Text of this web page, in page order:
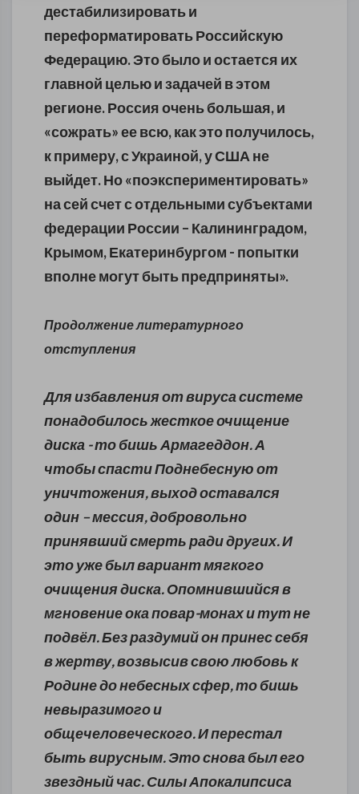
дестабилизировать и
переформатировать Российскую
Федерацию. Это было и остается их
главной целью и задачей в этом
регионе. Россия очень большая, и
«сожрать» ее всю, как это получилось,
к примеру, с Украиной, у США не
выйдет. Но «поэкспериментировать»
на сей счет с отдельными субъектами
федерации России – Калининградом,
Крымом, Екатеринбургом - попытки
вполне могут быть предприняты».
Продолжение литературного
отступления
Для избавления от вируса системе
понадобилось жесткое очищение
диска - то бишь Армагеддон. А
чтобы спасти Поднебесную от
уничтожения, выход оставался
один – мессия, добровольно
принявший смерть ради других. И
это уже был вариант мягкого
очищения диска. Опомнившийся в
мгновение ока повар-монах и тут не
подвёл. Без раздумий он принес себя
в жертву, возвысив свою любовь к
Родине до небесных сфер, то бишь
невыразимого и
общечеловеческого. И перестал
быть вирусным. Это снова был его
звездный час. Силы Апокалипсиса